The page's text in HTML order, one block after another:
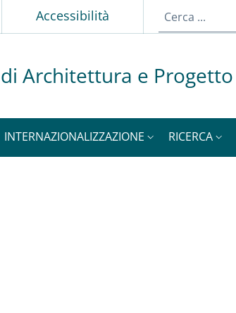
Accessibilità
Architettura e Progetto
INTERNAZIONALIZZAZIONE RICERCA